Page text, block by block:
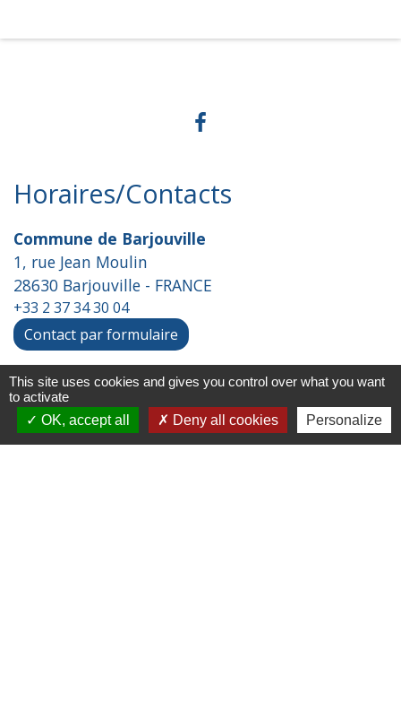
Horaires/Contacts
Commune de Barjouville
1, rue Jean Moulin
28630 Barjouville - FRANCE
+33 2 37 34 30 04
Contact par formulaire
Liens
Chartres Métropole
This site uses cookies and gives you control over what you want
to activate
OK, accept all
Deny all cookies Personalize